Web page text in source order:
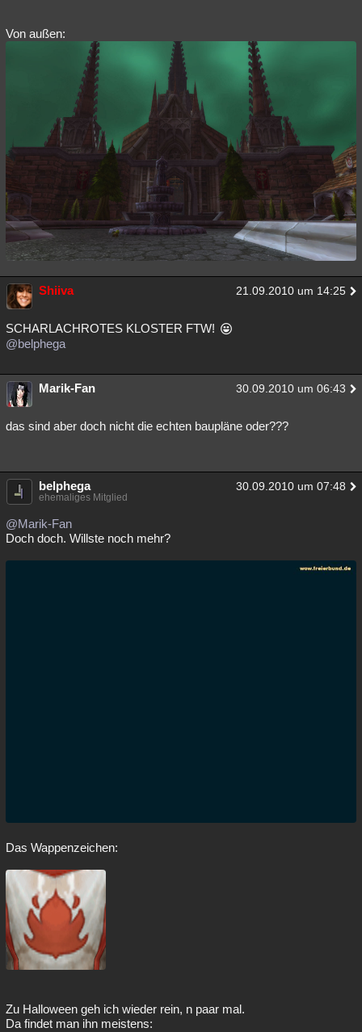
Von außen:
Shiiva 21.09.2010 um 14:25
SCHARLACHROTES KLOSTER FTW!
@belphega
Marik-Fan 30.09.2010 um 06:43
das sind aber doch nicht die echten baupläne oder???
belphega 30.09.2010 um 07:48
ehemaliges Mitglied
@Marik-Fan
Doch doch. Willste noch mehr?
Das Wappenzeichen:
Zu Halloween geh ich wieder rein, n paar mal.
Da findet man ihn meistens: